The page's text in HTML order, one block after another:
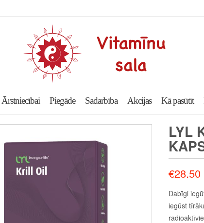
Ārstniecībai Piegāde Sadarbība Akcijas Kā pasūtīt
LYL
€28.50
Dabīgi
iegūst